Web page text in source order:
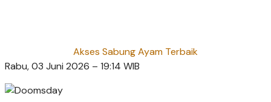
Akses Sabung Ayam Terbaik
Rabu, 03 Juni 2026 – 19:14 WIB